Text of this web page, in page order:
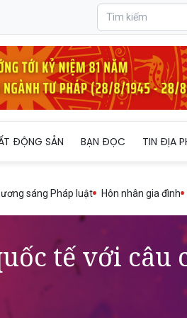
ĐỘNG SẢN BẠN ĐỌC TIN ĐỊA
sáng Pháp luật Hôn nhân gia đình
tế với câu